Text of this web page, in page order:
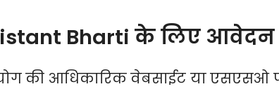
Bharti के लिए आवेदन
की आधिकारिक वेबसाईट या एसएसओ